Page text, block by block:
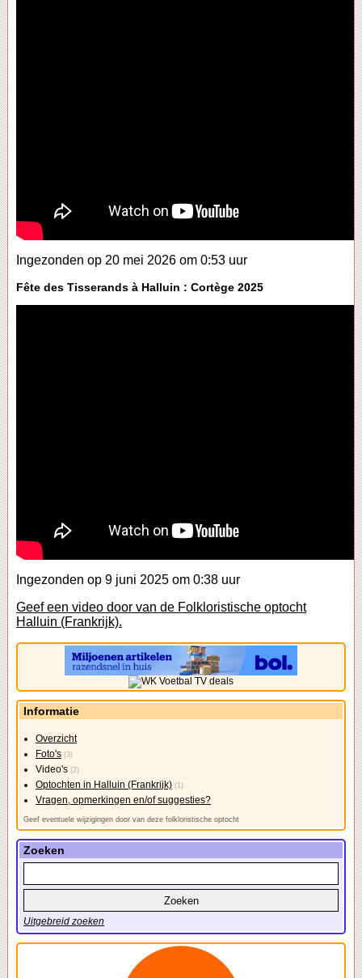
Ingezonden op 20 mei 2026 om 0:53 uur
Fête des Tisserands à Halluin : Cortège 2025
Ingezonden op 9 juni 2025 om 0:38 uur
Geef een video door van de Folkloristische optocht
Halluin (Frankrijk).
Informatie
Overzicht
Foto's (3)
Video's (2)
Optochten in Halluin (Frankrijk) (1)
Vragen, opmerkingen en/of suggesties?
Geef eventuele wijzigingen door van deze folkloristische optocht
Zoeken
Uitgebreid zoeken